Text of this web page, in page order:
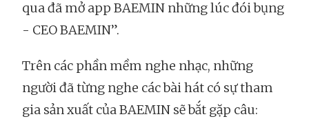
qua đã mở app BAEMIN những lúc đói bụng
- CEO BAEMIN”.
Trên các phần mềm nghe nhạc, những
người đã từng nghe các bài hát có sự tham
gia sản xuất của BAEMIN sẽ bắt gặp câu: